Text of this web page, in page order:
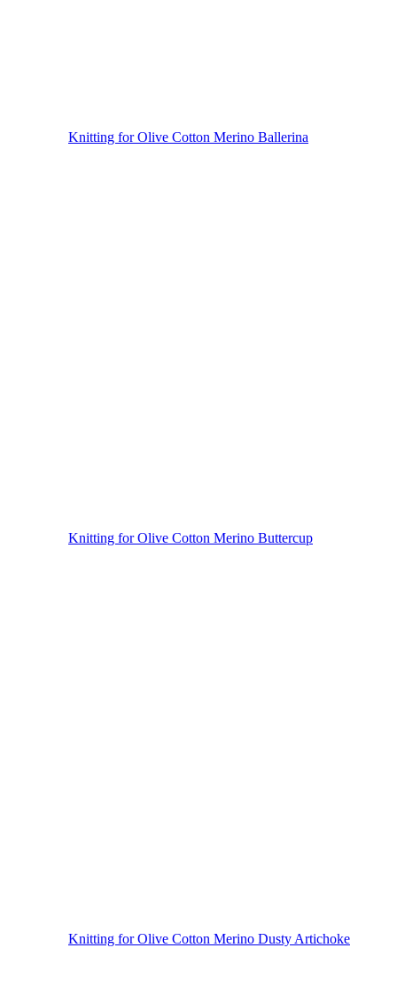
Knitting for Olive Cotton Merino Ballerina
Knitting for Olive Cotton Merino Buttercup
Knitting for Olive Cotton Merino Dusty Artichoke